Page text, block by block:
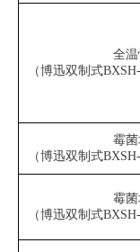
全
（博迅双制式
霉
（博迅双制式
霉
（博迅双制式